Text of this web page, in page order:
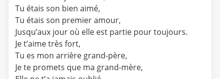
Tu étais son bien aimé,
Tu étais son premier amour,
Jusqu’aux jour où elle est partie pour toujours.
Je t’aime très fort,
Tu es mon arrière grand-père,
Je te promets que ma grand-mère,